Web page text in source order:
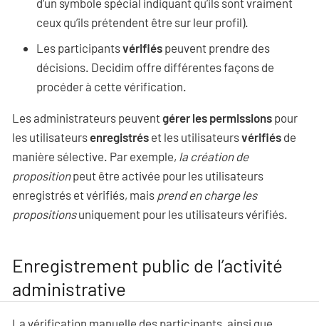
d’un symbole spécial indiquant qu’ils sont vraiment
ceux qu’ils prétendent être sur leur profil).
Les participantsvérifiés peuvent prendre des
décisions. Decidim offre différentes façons de
procéder à cette vérification.
Les administrateurs peuventgérer les permissions pour
les utilisateursenregistrés et les utilisateursvérifiés de
manière sélective. Par exemple, la création de
propositionpeut être activée pour les utilisateurs
enregistrés et vérifiés, mais prend en charge les
propositionsuniquement pour les utilisateurs vérifiés.
Enregistrement public de l’activité
administrative